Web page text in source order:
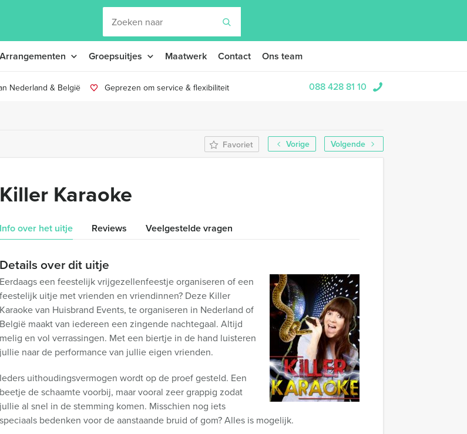
Arrangementen Groepsuitjes Maatwerk Contact Ons team
Nederland & België Geprezen om service & flexibiliteit 088 428 81 10
Vorige Volgende
Favoriet
Killer Karaoke
Info over het uitje Reviews Veelgestelde vragen
Details over dit uitje
Eerdaags een feestelijk vrijgezellenfeestje organiseren of een
feestelijk uitje met vrienden en vriendinnen? Deze Killer
Karaoke van Huisbrand Events, te organiseren in Nederland of
België maakt van iedereen een zingende nachtegaal. Altijd
melig en vol verrassingen. Met een biertje in de hand luisteren
jullie naar de performance van jullie eigen vrienden.
Ieders uithoudingsvermogen wordt op de proef gesteld. Een
beetje de schaamte voorbij, maar vooral zeer grappig zodat
jullie al snel in de stemming komen. Misschien nog iets
speciaals bedenken voor de aanstaande bruid of gom? Alles is mogelijk.